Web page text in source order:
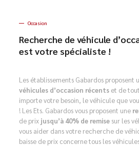
Occasion
Recherche de véhicule
est votre spécialiste !
Les établissements Gabardos proposent
véhicules d’occasion récents et de
importe votre besoin, le véhicule que
! Les Ets. Gabardos vous proposent une
de prix jusqu’à 40% de remise sur les
vous aider dans votre recherche de
baisse de prix concerne tous les